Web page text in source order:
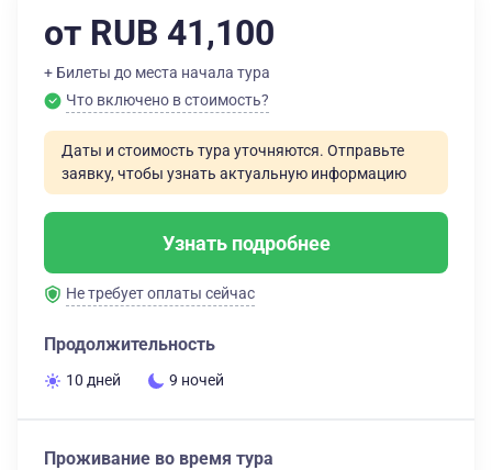
от RUB 41,100
+ Билеты до места начала тура
Что включено в стоимость?
Даты и стоимость тура уточняются. Отправьте
заявку, чтобы узнать актуальную информацию
Узнать подробнее
Не требует оплаты сейчас
Продолжительность
10 дней 9 ночей
Проживание во время тура